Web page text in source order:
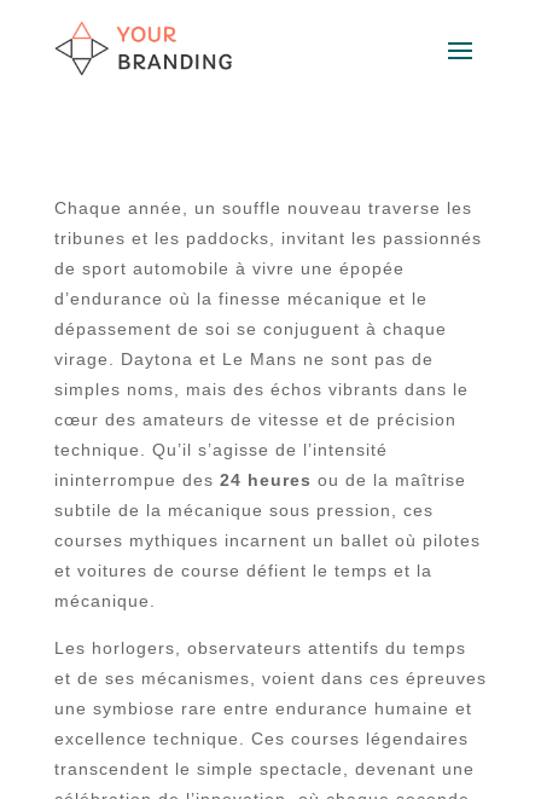
Chaque année, un souffle nouveau traverse les
tribunes et les paddocks, invitant les passionnés
de sport automobile à vivre une épopée
d’endurance où la finesse mécanique et le
dépassement de soi se conjuguent à chaque
virage. Daytona et Le Mans ne sont pas de
simples noms, mais des échos vibrants dans le
cœur des amateurs de vitesse et de précision
technique. Qu’il s’agisse de l’intensité
ininterrompue des 24 heures ou de la maîtrise
subtile de la mécanique sous pression, ces
courses mythiques incarnent un ballet où pilotes
et voitures de course défient le temps et la
mécanique.
Les horlogers, observateurs attentifs du temps
et de ses mécanismes, voient dans ces épreuves
une symbiose rare entre endurance humaine et
excellence technique. Ces courses légendaires
transcendent le simple spectacle, devenant une